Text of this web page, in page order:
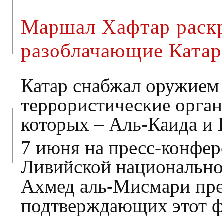
Маршал Хафтар
разоблачающие
Катар снабжал
террористические
которых – Аль-Каида
7 июня на пресс-
Ливийской
Ахмед аль-Мисмари
подтверждающих этот